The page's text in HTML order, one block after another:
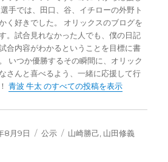
手では、田口、谷、イチローの外野ト
く好きでした。 オリックスのブログを
。試合見れなかった人でも、僕の日記
合内容がわかるということを目標に書
いつか優勝するその瞬間に、オリック
さんと喜べるよう、一緒に応援して行
青波 牛太 のすべての投稿を表示
8月9日
カ
公示
タ
山崎勝己 山田修義